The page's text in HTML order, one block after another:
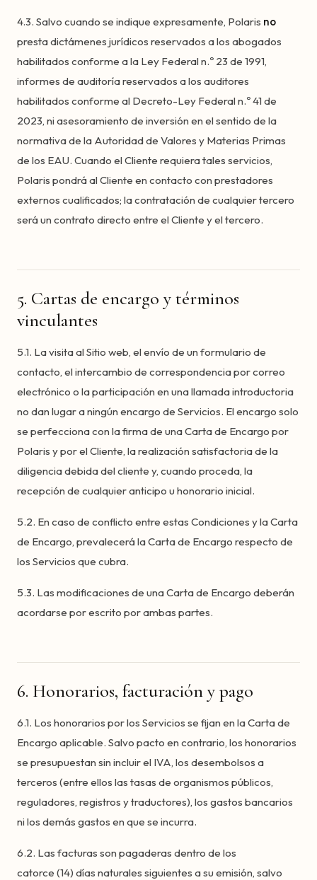
4.3. Salvo cuando se indique expresamente, Polaris no
presta dictámenes jurídicos reservados a los abogados
habilitados conforme a la Ley Federal n.º 23 de 1991,
informes de auditoría reservados a los auditores
habilitados conforme al Decreto-Ley Federal n.º 41 de
2023, ni asesoramiento de inversión en el sentido de la
normativa de la Autoridad de Valores y Materias Primas
de los EAU. Cuando el Cliente requiera tales servicios,
Polaris pondrá al Cliente en contacto con prestadores
externos cualificados; la contratación de cualquier tercero
será un contrato directo entre el Cliente y el tercero.
5. Cartas de encargo y términos
vinculantes
5.1. La visita al Sitio web, el envío de un formulario de
contacto, el intercambio de correspondencia por correo
electrónico o la participación en una llamada introductoria
no dan lugar a ningún encargo de Servicios. El encargo solo
se perfecciona con la firma de una Carta de Encargo por
Polaris y por el Cliente, la realización satisfactoria de la
diligencia debida del cliente y, cuando proceda, la
recepción de cualquier anticipo u honorario inicial.
5.2. En caso de conflicto entre estas Condiciones y la Carta
de Encargo, prevalecerá la Carta de Encargo respecto de
los Servicios que cubra.
5.3. Las modificaciones de una Carta de Encargo deberán
acordarse por escrito por ambas partes.
6. Honorarios, facturación y pago
6.1. Los honorarios por los Servicios se fijan en la Carta de
Encargo aplicable. Salvo pacto en contrario, los honorarios
se presupuestan sin incluir el IVA, los desembolsos a
terceros (entre ellos las tasas de organismos públicos,
reguladores, registros y traductores), los gastos bancarios
ni los demás gastos en que se incurra.
6.2. Las facturas son pagaderas dentro de los
catorce (14) días naturales siguientes a su emisión, salvo